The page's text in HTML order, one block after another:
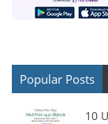
Popular Posts
10